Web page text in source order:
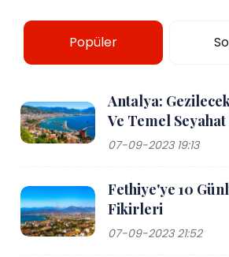
Popüler
Antalya:
Ve Temel
07-09-2023 19:13
Fethiye'ye 10
Fikirleri
07-09-2023 21:52